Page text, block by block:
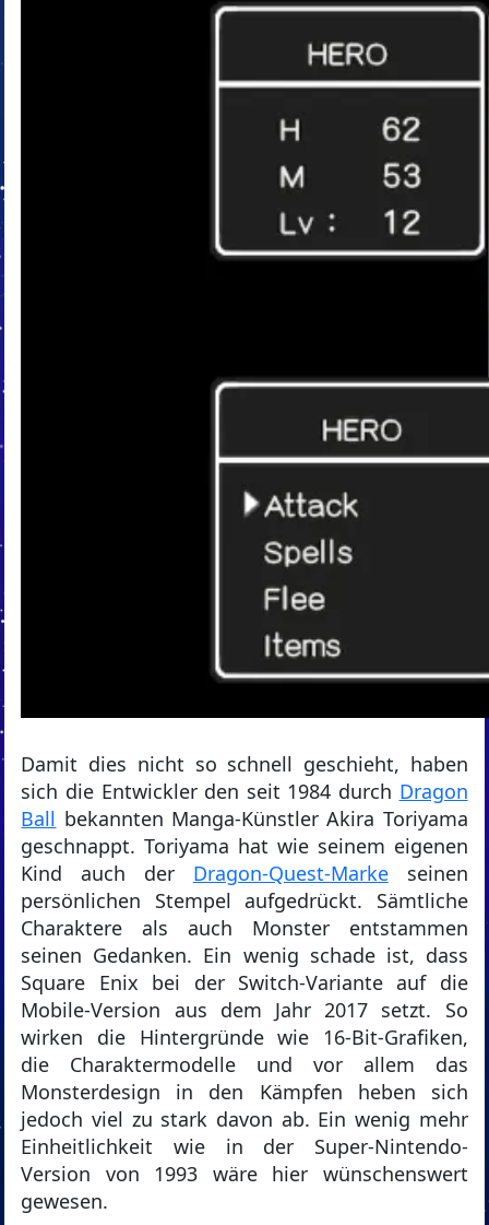
Damit dies nicht so schnell geschieht, haben
sich die Entwickler den seit 1984 durch Dragon
Ball bekannten Manga-Künstler Akira Toriyama
geschnappt. Toriyama hat wie seinem eigenen
Kind auch der Dragon-Quest-Markeseinen
persönlichen Stempel aufgedrückt. Sämtliche
Charaktere als auch Monster entstammen
seinen Gedanken. Ein wenig schade ist, dass
Square Enix bei der Switch-Variante auf die
Mobile-Version aus dem Jahr 2017 setzt. So
wirken die Hintergründe wie 16-Bit-Grafiken,
die Charaktermodelle und vor allem das
Monsterdesign in den Kämpfen heben sich
jedoch viel zu stark davon ab. Ein wenig mehr
Einheitlichkeit wie in der Super-Nintendo-
Version von 1993 wäre hier wünschenswert
gewesen.